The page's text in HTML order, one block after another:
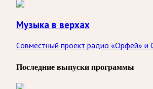
Музыка в верхах
Совместный проект радио «Орфей» и
Последние выпуски программы